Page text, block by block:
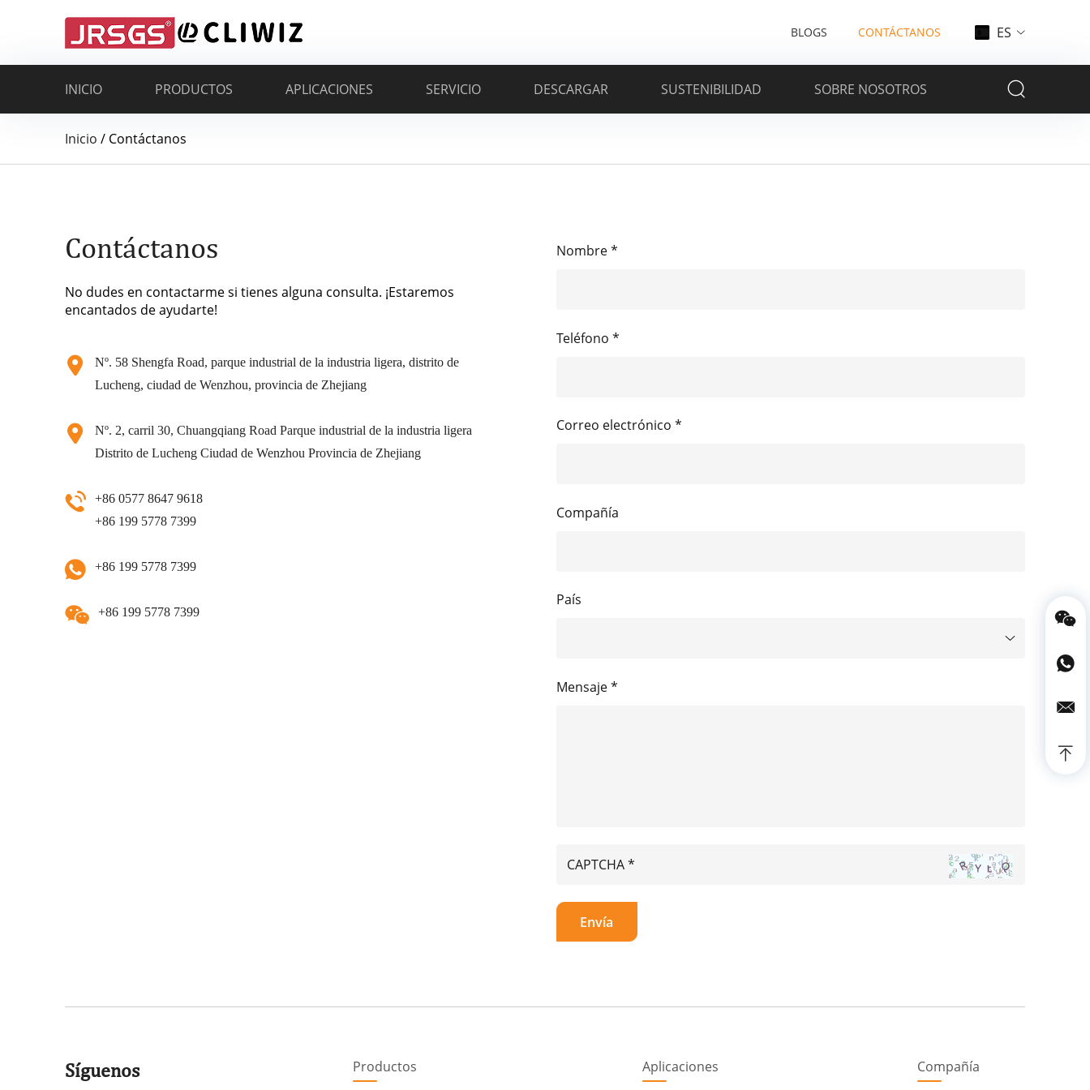
BLOGS CONTÁCTANOS ES
INICIO PRODUCTOS APLICACIONES SERVICIO DESCARGAR SUSTENIBILIDAD SOBRE NOSOTROS
Inicio / Contáctanos
Contáctanos
No dudes en contactarme si tienes alguna consulta. ¡Estaremos
encantados de ayudarte!
Nº. 58 Shengfa Road, parque industrial de la industria ligera, distrito de
Lucheng, ciudad de Wenzhou, provincia de Zhejiang
Nº. 2, carril 30, Chuangqiang Road Parque industrial de la industria ligera
Distrito de Lucheng Ciudad de Wenzhou Provincia de Zhejiang
+86 0577 8647 9618
+86 199 5778 7399
+86 199 5778 7399
+86 199 5778 7399
Nombre *
Teléfono *
Correo electrónico *
Compañía
País
Mensaje *
Síguenos Productos Aplicaciones Compañía